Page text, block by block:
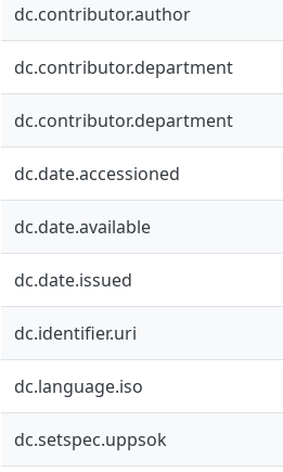
dc.contributor.author
dc.contributor.department
dc.contributor.department
dc.date.accessioned
dc.date.available
dc.date.issued
dc.identifier.uri
dc.language.iso
dc.setspec.uppsok